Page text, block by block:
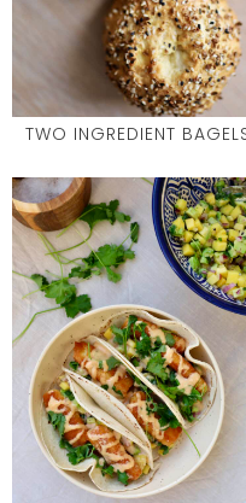
TWO INGREDIENT